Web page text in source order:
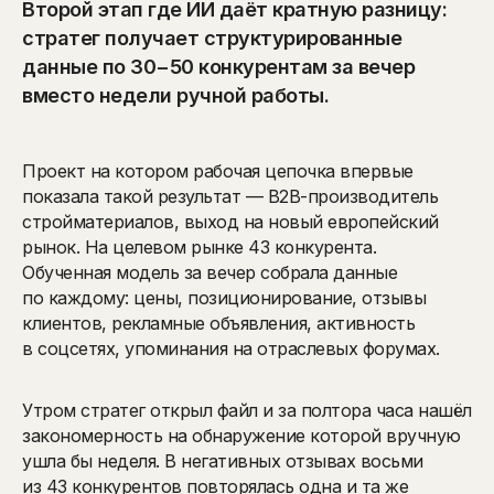
Второй этап где ИИ даёт кратную разницу:
стратег получает структурированные
данные по 30−50 конкурентам за вечер
вместо недели ручной работы.
Проект на котором рабочая цепочка впервые
показала такой результат — B2B-производитель
стройматериалов, выход на новый европейский
рынок. На целевом рынке 43 конкурента.
Обученная модель за вечер собрала данные
по каждому: цены, позиционирование, отзывы
клиентов, рекламные объявления, активность
в соцсетях, упоминания на отраслевых форумах.
Утром стратег открыл файл и за полтора часа нашёл
закономерность на обнаружение которой вручную
ушла бы неделя. В негативных отзывах восьми
из 43 конкурентов повторялась одна и та же